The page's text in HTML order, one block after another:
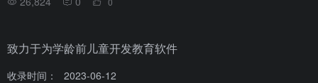
致力于为学龄前儿童开发教育软件
收录时间： 2023-06-12